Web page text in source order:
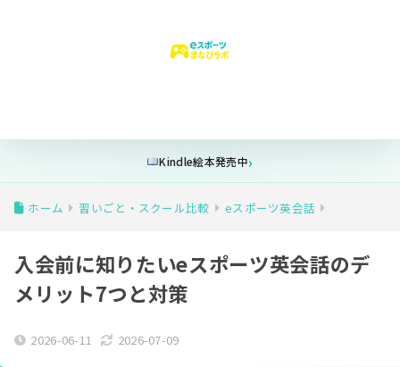
Kindle絵本発売中
ホーム 習いごと・スクール比較 eスポーツ英会話
入会前に知りたいeスポーツ英会話のデ
メリット7つと対策
2026-06-11 2026-07-09